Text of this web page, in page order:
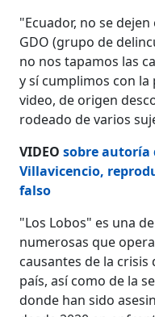
"Ecuador, no se
GDO (grupo de
no nos tapamos las
y sí cumplimos con
video, de origen
rodeado de varios
VIDEO sobre autoría
Villavicencio,
falso
"Los Lobos" es una
numerosas que
causantes de la
país, así como de la
donde han sido